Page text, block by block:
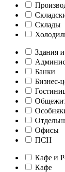
Склады
Здания
Банки
Бизнес-
Офисы
ПСН
Кафе и
Кафе